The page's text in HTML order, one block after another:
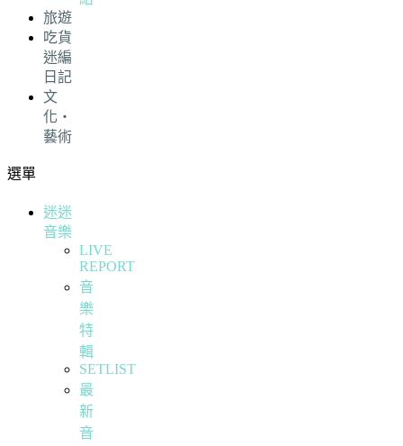
旅遊
吃貨
迷編
日記
文
化・
藝術
選單
迷迷
音樂
LIVE
REPORT
音
樂
特
輯
SETLIST
最
新
音